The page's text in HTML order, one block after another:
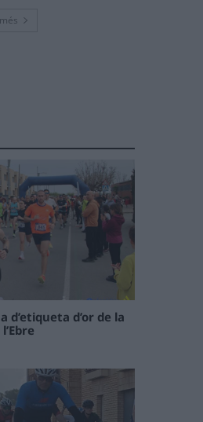
d’etiqueta d’or de la